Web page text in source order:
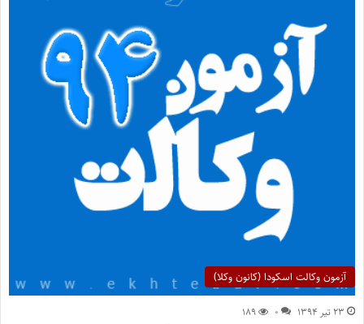
آزمون وکالت اسکودا (کانون وکلا)
۲۳ تیر ۱۳۹۴ ۰ ۱۸۹